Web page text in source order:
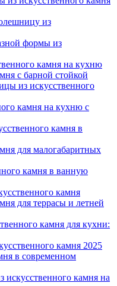
из
формы из
камня на кухню
с барной стойкой
из искусственного
камня на кухню с
камня в
для малогабаритных
камня в ванную
камня
для террасы и летней
камня для кухни:
камня 2025
в современном
камня на